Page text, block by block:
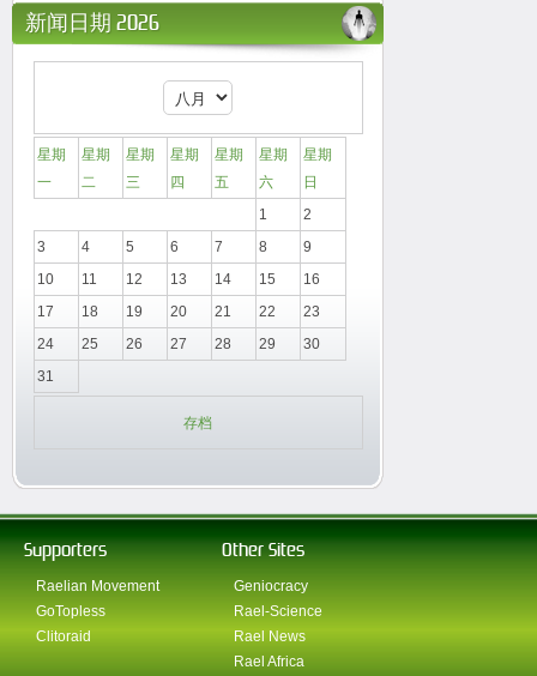
新闻日期 2026
星期
一
星期
二
星期
三
星期
四
星期
五
星期
六
星期
日
1
2
3
4 5 6 7 8
9
10
11 12 13 14 15
16
17
18 19 20 21 22
23
24
25 26 27 28 29
30
31
存档
Supporters
Raelian Movement
GoTopless
Clitoraid
Other Sites
Geniocracy
Rael-Science
Rael News
Rael Africa